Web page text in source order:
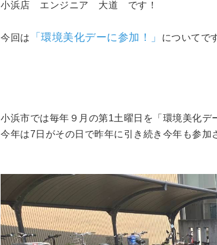
小浜店 エンジニア 大道 です！
今回は 「環境美化デーに参加！」 についてで
小浜市では毎年９月の第1土曜日を「環境美化デ
今年は7日がその日で昨年に引き続き今年も参加